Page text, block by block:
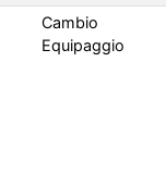
Cambio
Equipaggio